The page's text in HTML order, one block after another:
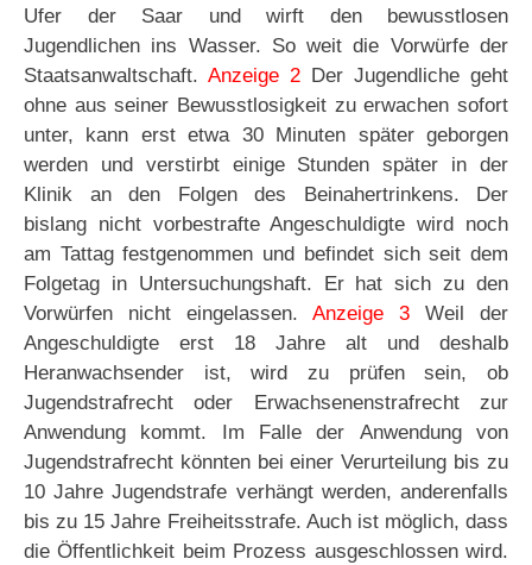
Ufer der Saar und wirft den bewusstlosen
Jugendlichen ins Wasser. So weit die Vorwürfe der
Staatsanwaltschaft. Anzeige 2 Der Jugendliche geht
ohne aus seiner Bewusstlosigkeit zu erwachen sofort
unter, kann erst etwa 30 Minuten später geborgen
werden und verstirbt einige Stunden später in der
Klinik an den Folgen des Beinahertrinkens. Der
bislang nicht vorbestrafte Angeschuldigte wird noch
am Tattag festgenommen und befindet sich seit dem
Folgetag in Untersuchungshaft. Er hat sich zu den
Vorwürfen nicht eingelassen. Anzeige 3 Weil der
Angeschuldigte erst 18 Jahre alt und deshalb
Heranwachsender ist, wird zu prüfen sein, ob
Jugendstrafrecht oder Erwachsenenstrafrecht zur
Anwendung kommt. Im Falle der Anwendung von
Jugendstrafrecht könnten bei einer Verurteilung bis zu
10 Jahre Jugendstrafe verhängt werden, anderenfalls
bis zu 15 Jahre Freiheitsstrafe. Auch ist möglich, dass
die Öffentlichkeit beim Prozess ausgeschlossen wird.